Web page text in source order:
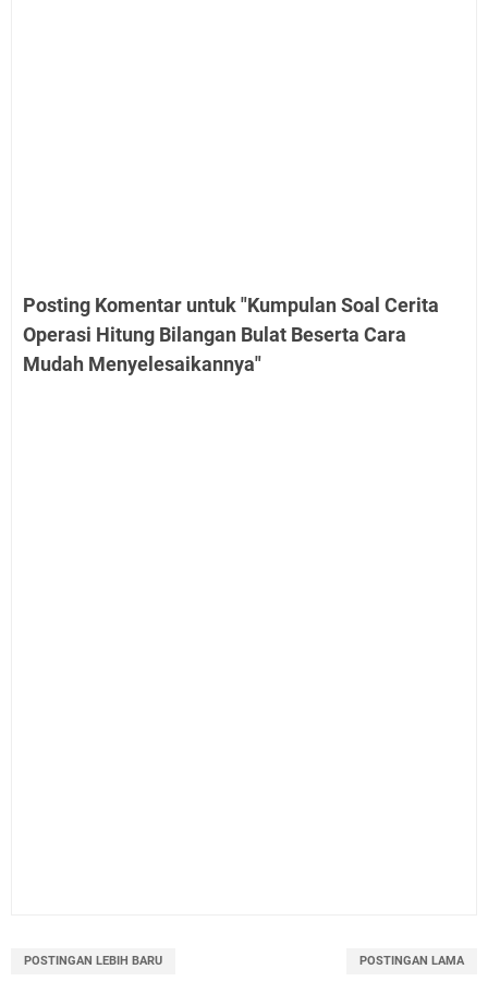
Posting Komentar untuk "Kumpulan Soal Cerita
Operasi Hitung Bilangan Bulat Beserta Cara
Mudah Menyelesaikannya"
POSTINGAN LEBIH BARU POSTINGAN LAMA